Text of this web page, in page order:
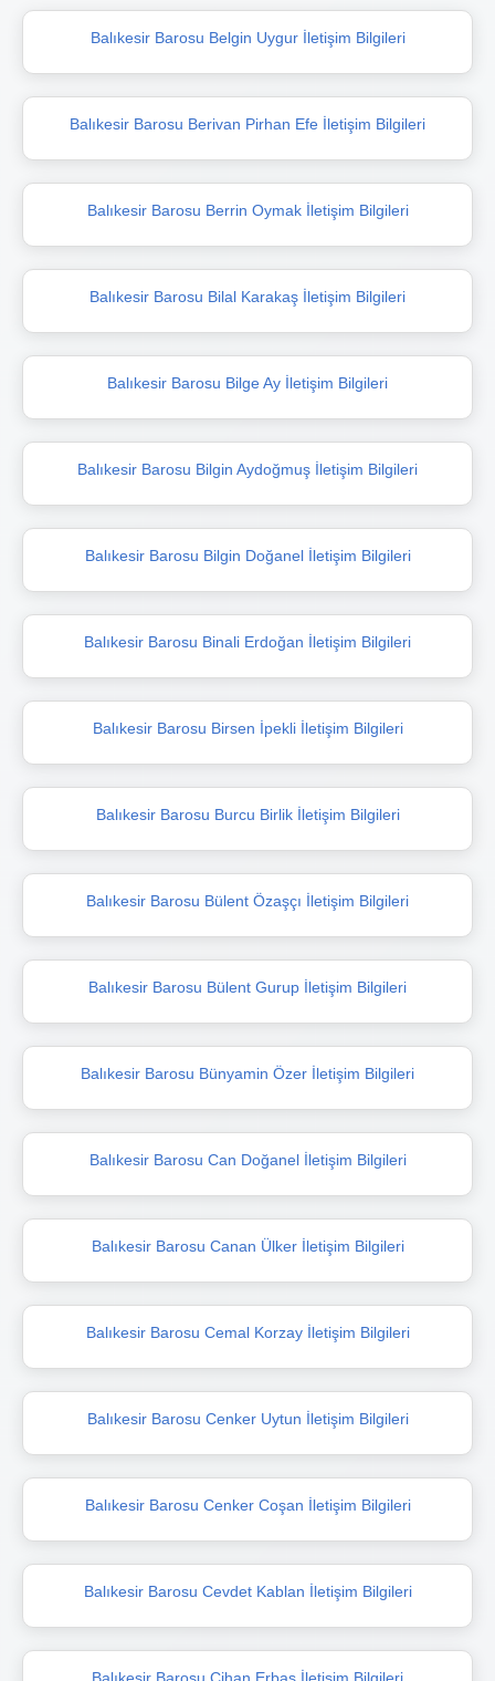
Balıkesir Barosu Belgin Uygur İletişim Bilgileri
Balıkesir Barosu Berivan Pirhan Efe İletişim Bilgileri
Balıkesir Barosu Berrin Oymak İletişim Bilgileri
Balıkesir Barosu Bilal Karakaş İletişim Bilgileri
Balıkesir Barosu Bilge Ay İletişim Bilgileri
Balıkesir Barosu Bilgin Aydoğmuş İletişim Bilgileri
Balıkesir Barosu Bilgin Doğanel İletişim Bilgileri
Balıkesir Barosu Binali Erdoğan İletişim Bilgileri
Balıkesir Barosu Birsen İpekli İletişim Bilgileri
Balıkesir Barosu Burcu Birlik İletişim Bilgileri
Balıkesir Barosu Bülent Özaşçı İletişim Bilgileri
Balıkesir Barosu Bülent Gurup İletişim Bilgileri
Balıkesir Barosu Bünyamin Özer İletişim Bilgileri
Balıkesir Barosu Can Doğanel İletişim Bilgileri
Balıkesir Barosu Canan Ülker İletişim Bilgileri
Balıkesir Barosu Cemal Korzay İletişim Bilgileri
Balıkesir Barosu Cenker Uytun İletişim Bilgileri
Balıkesir Barosu Cenker Coşan İletişim Bilgileri
Balıkesir Barosu Cevdet Kablan İletişim Bilgileri
Balıkesir Barosu Cihan Erbaş İletişim Bilgileri